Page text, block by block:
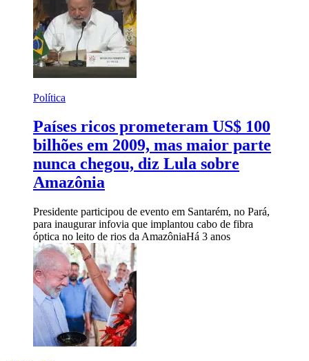
Política
Países ricos prometeram US$ 100
bilhões em 2009, mas maior parte
nunca chegou, diz Lula sobre
Amazônia
Presidente participou de evento em Santarém, no Pará,
para inaugurar infovia que implantou cabo de fibra
óptica no leito de rios da AmazôniaHá 3 anos